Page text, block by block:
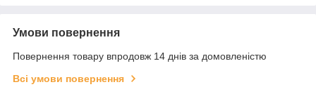
Умови повернення
Повернення товару впродовж 14 днів за домовленістю
Всі умови повернення